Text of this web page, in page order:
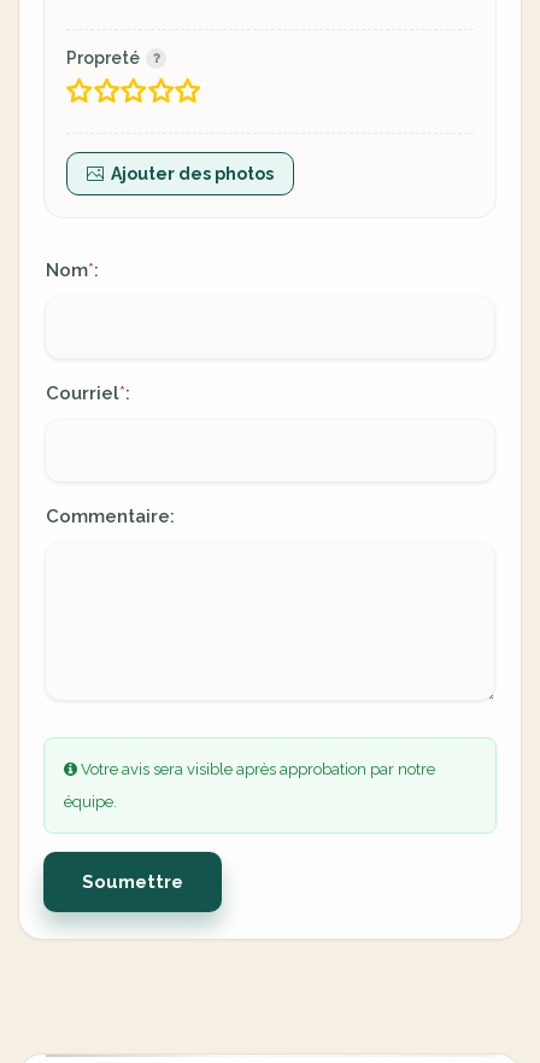
Propreté
Ajouter des photos
Nom*:
Courriel*:
Commentaire:
Votre avis sera visible après approbation par notre
équipe.
Soumettre